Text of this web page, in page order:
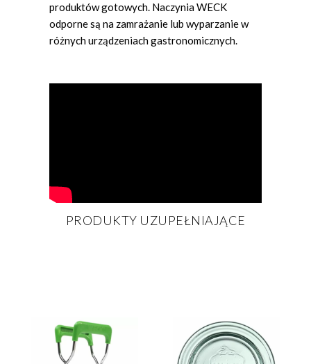
produktów gotowych. Naczynia WECK
odporne są na zamrażanie lub wyparzanie w
różnych urządzeniach gastronomicznych.
PRODUKTY UZUPEŁNIAJĄCE